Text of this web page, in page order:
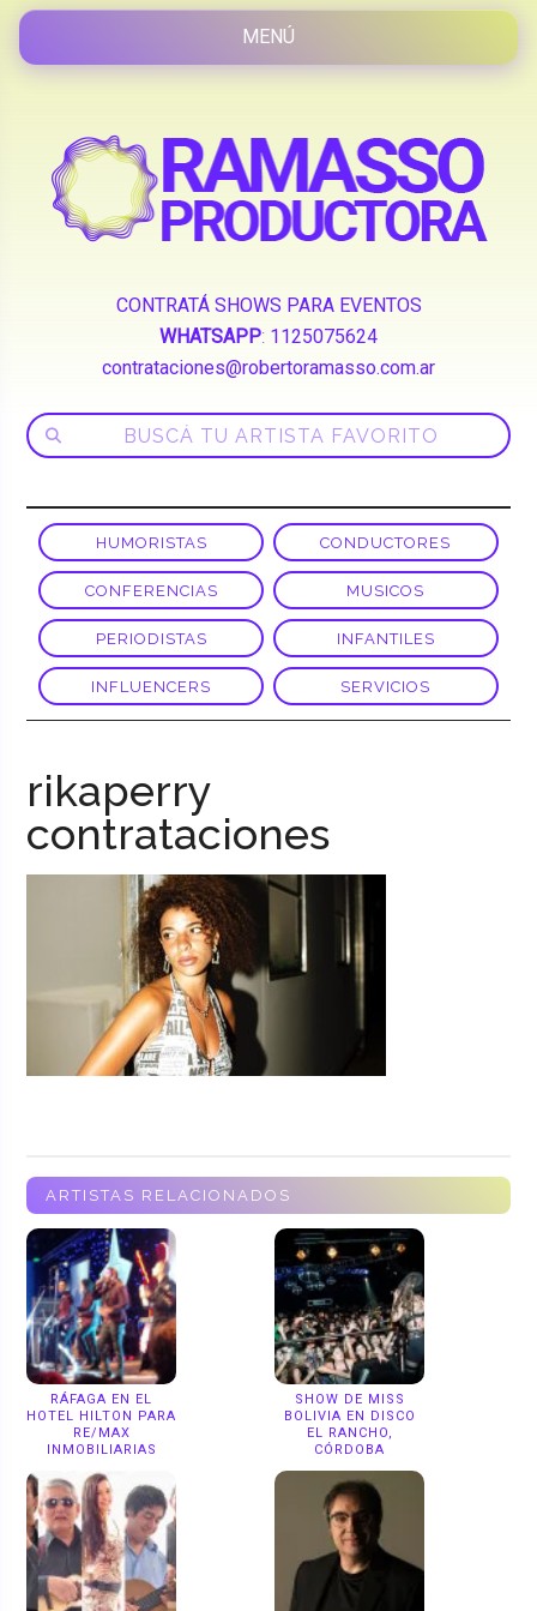
CONTRATÁ SHOWS PARA EVENTOS
WHATSAPP: 1125075624
contrataciones@robertoramasso.com.ar
HUMORISTAS CONDUCTORES
CONFERENCIAS MUSICOS
PERIODISTAS INFANTILES
INFLUENCERS SERVICIOS
rikaperry
contrataciones
ARTISTAS RELACIONADOS
RÁFAGA EN EL
HOTEL HILTON PARA
RE/MAX
INMOBILIARIAS
SHOW DE MISS
BOLIVIA EN DISCO
EL RANCHO,
CÓRDOBA